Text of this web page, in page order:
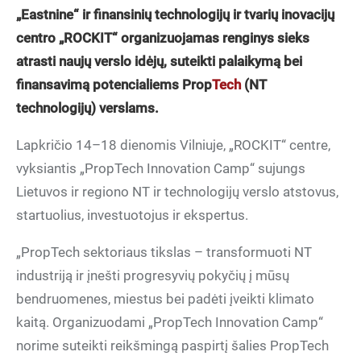
„Eastnine“ ir finansinių technologijų ir tvarių inovacijų
centro „ROCKIT“ organizuojamas renginys sieks
atrasti naujų verslo idėjų, suteikti palaikymą bei
finansavimą potencialiems PropTech(NT
technologijų) verslams.
Lapkričio 14–18 dienomis Vilniuje, „ROCKIT“ centre,
vyksiantis „PropTech Innovation Camp“ sujungs
Lietuvos ir regiono NT ir technologijų verslo atstovus,
startuolius, investuotojus ir ekspertus.
„PropTech sektoriaus tikslas – transformuoti NT
industriją ir įnešti progresyvių pokyčių į mūsų
bendruomenes, miestus bei padėti įveikti klimato
kaitą. Organizuodami „PropTech Innovation Camp“
norime suteikti reikšmingą paspirtį šalies PropTech